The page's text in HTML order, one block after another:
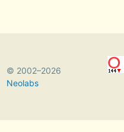
© 2002–2026
Neolabs